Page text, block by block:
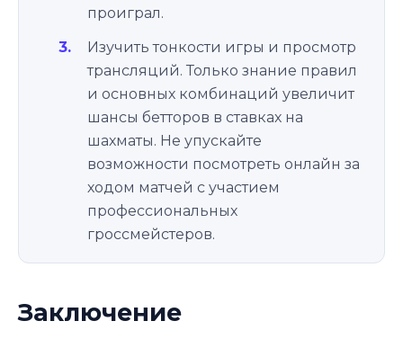
проиграл.
Изучить тонкости игры и просмотр
трансляций. Только знание правил
и основных комбинаций увеличит
шансы бетторов в ставках на
шахматы. Не упускайте
возможности посмотреть онлайн за
ходом матчей с участием
профессиональных
гроссмейстеров.
Заключение